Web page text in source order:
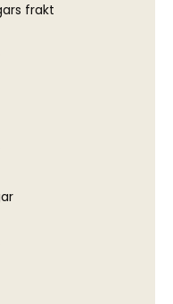
frakt